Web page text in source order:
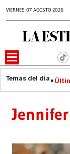
VIERNES 07 AGOSTO 2026